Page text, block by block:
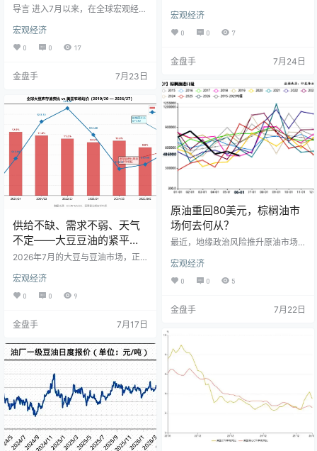
头”）。除企业业绩外，中东局势推
高国际油价，加上即将来临的美联
储议息会议，均成为影响市场的重
治风险及美联储货币政策路径未知
临多重考验。 AI概念股波动加剧，
财报显露投资回报 受科技板块反弹
带动，当地时间7月21日，美股三大
指数集体收涨，其中标普500指数上
涨0.89%，纳斯达…
宏观经济
0 0 7
金盘手 7月24日
导言 进入7月以来，在全球宏观经济
国际黄金市场呈现波动态势。以CO
MEX黄金期货为例，尽管6月份的美
国通胀数据出现回落迹象，但美联
对原油价格的影响，重新塑造了市
更久”的预期下，黄金价格持续承
压，并多次触及4000美元/盎司的
关口。本报告将深入剖析当前黄金
行情的主要驱动逻辑，并对4000美
元关口的支撑力及市场…
宏观经济
0 0 17
金盘手 7月23日
原油重回80美元，棕榈油市
场何去何从？
最近，地缘政治风险推升原油市场
元/桶以上。然而，国内棕榈油跟随
上涨乏力。 从基本面来看，马来西
亚棕榈油局（MPOB）6月报告显示
50生物柴油政策落地，对远期需求
场短期内为何难以摆脱震荡格局？
原油价格的回升对棕榈油产业链又
将产生怎样的传导效应？本文将为
您深入梳理。 6月MP…
宏观经济
0 0 5
金盘手 7月22日
供给不缺、需求不弱、天气
不定——大豆豆油的紧平衡
时刻
2026年7月的大豆与豆油市场，正
点。USDA 7月供需报告刚刚落定，
厄尔尼诺的暖水信号从赤道太平洋
加速向中纬度产区传导，而南亚
——正在经历一场需求结构的深刻
豆油的价格逻辑比以往任何时候都
更加复杂。 一、USDA 7月报告：供
给放量遇上需求韧性 7月11日发布的
USDA 7月供需报告（WASDE）为
市场提供了一个…
宏观经济
0 0 9
金盘手 7月17日